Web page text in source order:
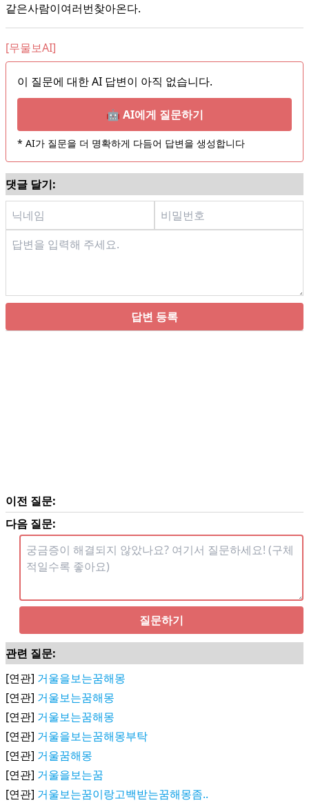
같은사람이여러번찾아온다.
[무물보AI]
이 질문에 대한 AI 답변이 아직 없습니다.
🤖 AI에게 질문하기
* AI가 질문을 더 명확하게 다듬어 답변을 생성합니다
댓글 달기:
답변 등록
이전 질문:
다음 질문:
질문하기
관련 질문:
[연관] 거울을보는꿈해몽
[연관] 거울보는꿈해몽
[연관] 거울보는꿈해몽
[연관] 거울을보는꿈해몽부탁
[연관] 거울꿈해몽
[연관] 거울을보는꿈
[연관] 거울보는꿈이랑고백받는꿈해몽좀..